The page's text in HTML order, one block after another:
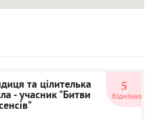
та цілителька
- учасник "Битви
5
Відмінно